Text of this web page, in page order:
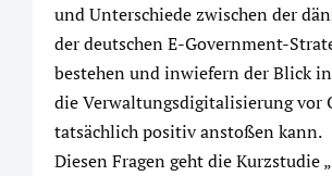
und Unterschiede zwischen der
der deutschen E-Government-
bestehen und inwiefern der Blick
die Verwaltungsdigitalisierung vor
tatsächlich positiv anstoßen kann.
Diesen Fragen geht die Kurzstudie